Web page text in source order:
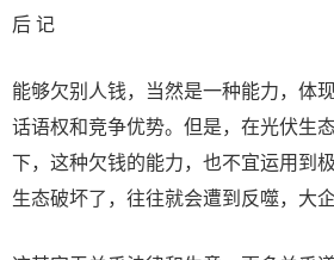
后 记
能够欠别人钱，当然是一种能力，体
话语权和竞争优势。但是，在光伏生
下，这种欠钱的能力，也不宜运用到
生态破坏了，往往就会遭到反噬，大